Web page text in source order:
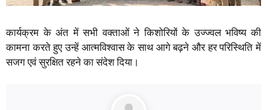
कार्यक्रम के अंत में सभी वक्ताओं ने किशोरियों के उज्ज्वल भविष्य की
कामना करते हुए उन्हें आत्मविश्वास के साथ आगे बढ़ने और हर परिस्थिति में
सजग एवं सुरक्षित रहने का संदेश दिया।